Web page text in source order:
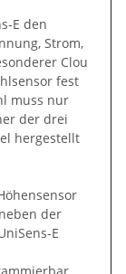
E den
Strom,
Clou
fest
muss nur
der drei
hergestellt
der
E